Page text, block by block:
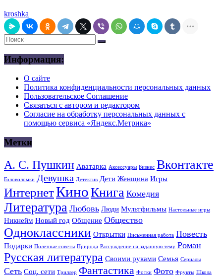
kroshka
Информация:
О сайте
Политика конфиденциальности персональных данных
Пользовательское Соглашение
Связаться с автором и редактором
Согласие на обработку персональных данных с
помощью сервиса «Яндекс.Метрика»
Метки
А. С. Пушкин Аватарка Аксессуары Бизнес Вконтакте
Головоломки Девушка Детектив Дети Женщина Игры
ИнтернетКиноКнига Комедия
Литература Любовь Люди Мультфильмы Настольные игры
Никнейм Новый год Общение Общество
Одноклассники Открытки Письменная работа Повесть
Подарки Полезные советы Природа Рассуждение на заданную тему Роман
Русская литература Своими руками Семья Сериалы
Сеть Соц. сети Триллер Фантастика Фотки Фото Фрукты Школа